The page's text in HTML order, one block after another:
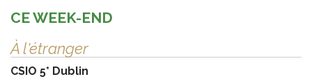
CE WEEK-END
À l'étranger
CSIO 5* Dublin